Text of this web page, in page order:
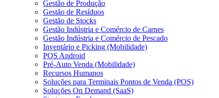
Gestão de Produção
Gestão de Resíduos
Gestão de Stocks
Gestão Indústria e Comércio de Carnes
Gestão Indústria e Comércio de Pescado
Inventário e Picking (Mobilidade)
POS Android
Pré-Auto Venda (Mobilidade)
Recursos Humanos
Soluções para Terminais Pontos de Venda (POS)
Soluções On Demand (SaaS)